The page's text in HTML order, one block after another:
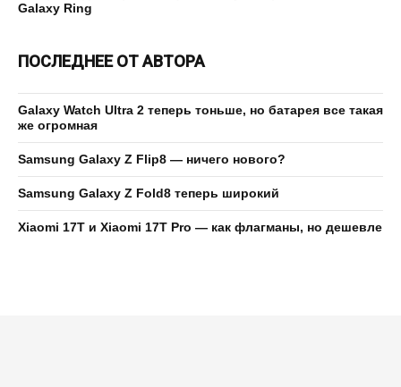
Galaxy Ring
ПОСЛЕДНЕЕ ОТ АВТОРА
Galaxy Watch Ultra 2 теперь тоньше, но батарея все такая
же огромная
Samsung Galaxy Z Flip8 — ничего нового?
Samsung Galaxy Z Fold8 теперь широкий
Xiaomi 17T и Xiaomi 17T Pro — как флагманы, но дешевле